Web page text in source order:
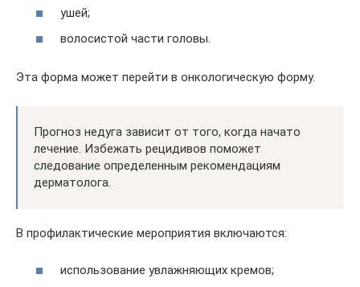
ушей;
волосистой части головы.
Эта форма может перейти в онкологическую форму.
Прогноз недуга зависит от того, когда начато
лечение. Избежать рецидивов поможет
следование определенным рекомендациям
дерматолога.
В профилактические мероприятия включаются:
использование увлажняющих кремов;